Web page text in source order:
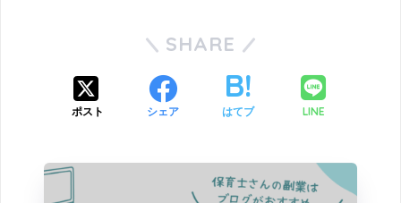
SHARE
ポスト シェア はてブ LINE